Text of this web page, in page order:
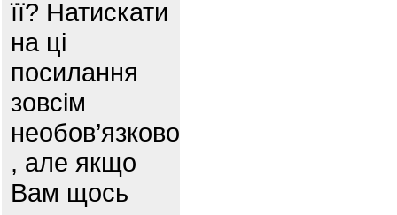
її? Натискати
на ці
посилання
зовсім
необов’язково
, але якщо
Вам щось